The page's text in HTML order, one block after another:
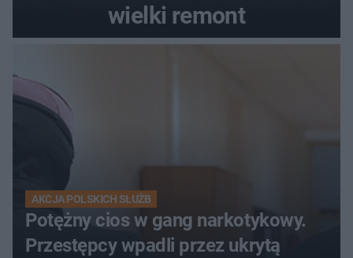
wielki remont
AKCJA POLSKICH SŁUŻB
Potężny cios w gang narkotykowy.
Przestępcy wpadli przez ukrytą